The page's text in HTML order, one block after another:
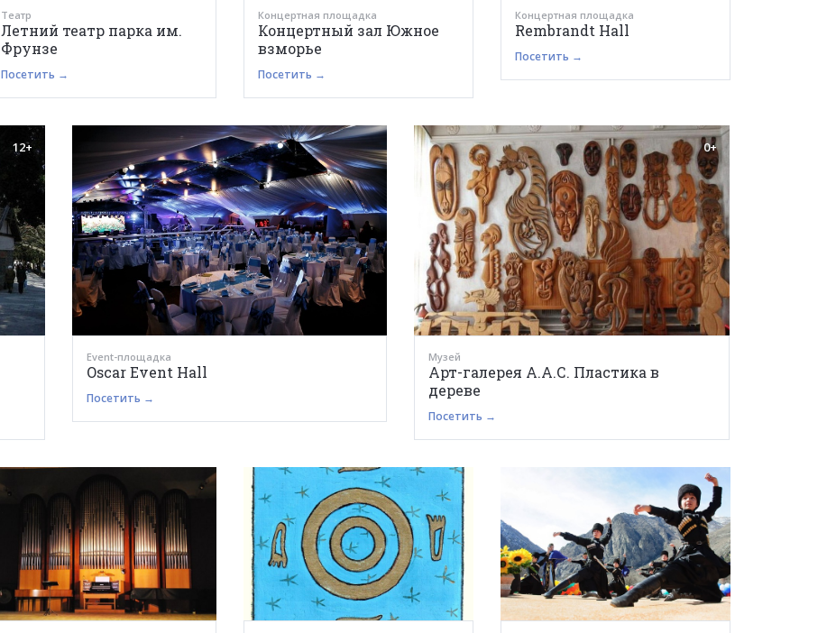
Театр
Летний театр парка им.
Фрунзе
Посетить →
Концертная площадка
Концертный зал Южное
взморье
Посетить →
Концертная площадка
Rembrandt Hall
Посетить →
12+
Event-площадка
Oscar Event Hall
Посетить →
0+
Музей
Арт-галерея А.А.С. Пластика в
дереве
Посетить →